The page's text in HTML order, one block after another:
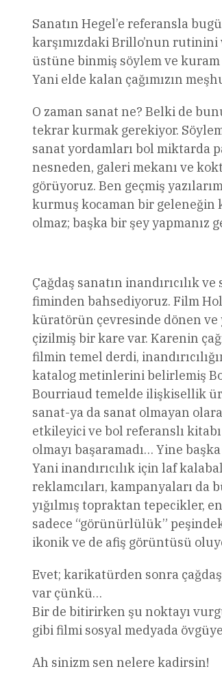
Sanatın Hegel’e referansla
karşımızdaki Brillo’nun rutinini
üstüne binmiş söylem ve
Yani elde kalan çağımızın
O zaman sanat ne? Belki de
tekrar kurmak gerekiyor.
sanat yordamları bol miktarda
nesneden, galeri mekanı ve
görüyoruz. Ben geçmiş
kurmuş kocaman bir geleneğin
olmaz; başka bir şey yapmanız
Çağdaş sanatın inandırıcılık
fiminden bahsediyoruz. Film
küratörün çevresinde dönen ve
çizilmiş bir kare var. Karenin
filmin temel derdi,
katalog metinlerini belirlemiş
Bourriaud temelde ilişkisellik
sanat-ya da sanat olmayan
etkileyici ve bol referanslı kitabı
olmayı başaramadı… Yine
Yani inandırıcılık için laf
reklamcıları, kampanyaları da
yığılmış topraktan tepecikler,
sadece “görünürlülük”
ikonik ve de afiş görüntüsü
Evet; karikatürden sonra
var çünkü…
Bir de bitirirken şu noktayı
gibi filmi sosyal medyada
Ah sinizm sen nelere kadirsin!